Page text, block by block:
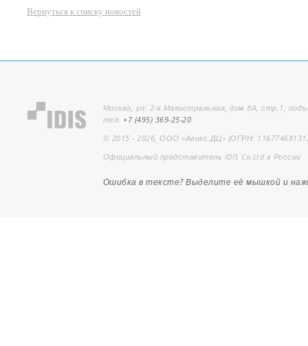
Вернуться к списку новостей
Москва, ул. 2-я Магистральная, дом 8А, стр.1,
тел.+7 (495) 369-25-20
© 2015 - 2026, ООО «Авикс ДЦ» (ОГРН:
Официальный представитель IDIS Co.Ltd в России
Ошибка в тексте? Выделите её мышкой и